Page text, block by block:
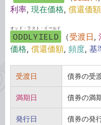
利率, 現在価格, 償還価額
ODDLYIELD
オッド・ラスト・イールド
（受渡日,
価格, 償還価額, 頻度, 基
受渡日 債券の受
満期日 債券の満
発行日 債券の発